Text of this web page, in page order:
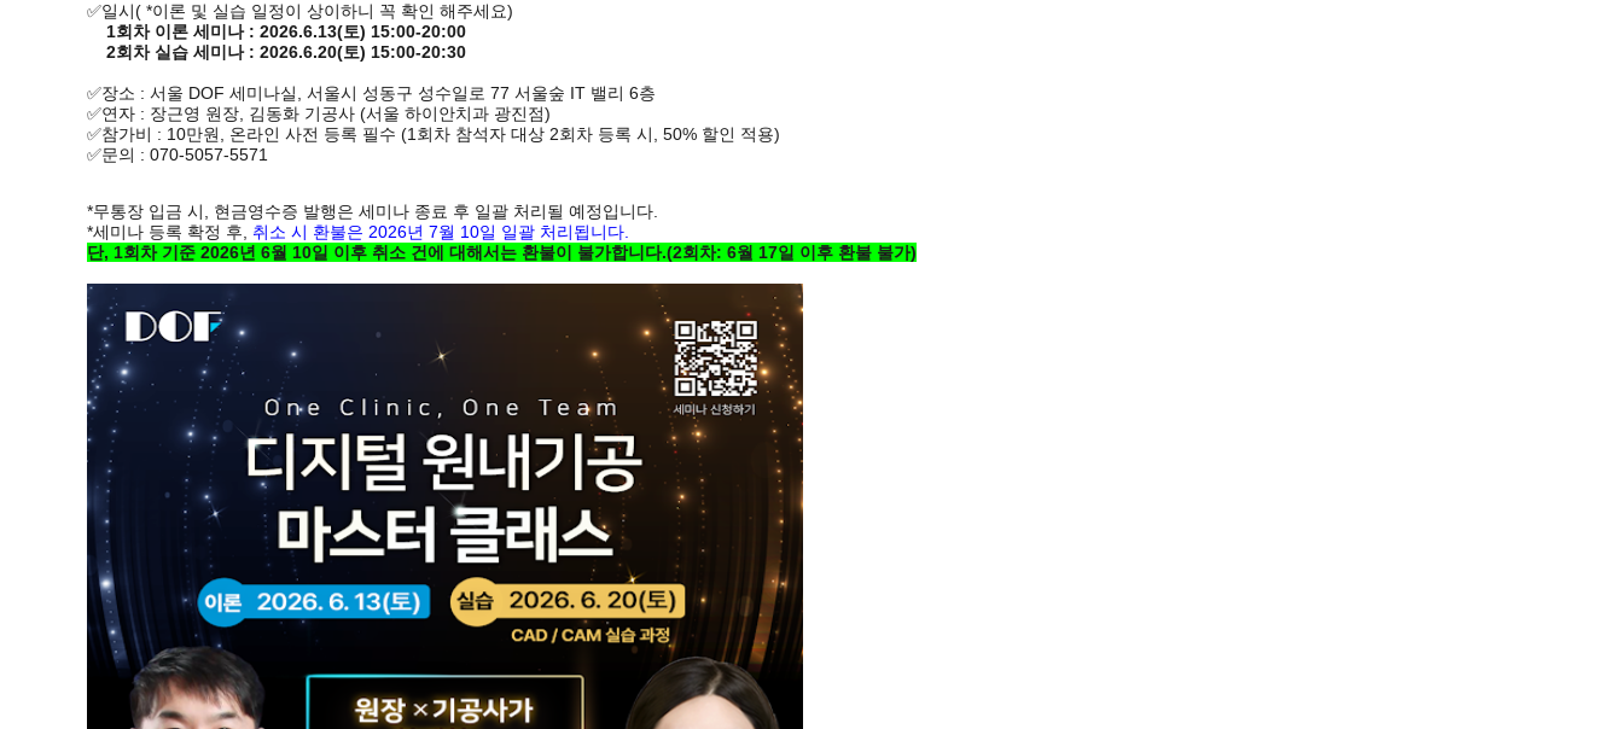
✅일시( *이론 및 실습 일정이 상이하니 꼭 확인 해주세요)
1회차 이론 세미나 : 2026.6.13(토) 15:00-20:00
2회차 실습 세미나 : 2026.6.20(토) 15:00-20:30
✅장소 : 서울 DOF 세미나실, 서울시 성동구 성수일로 77 서울숲 IT 밸리 6층
✅연자 : 장근영 원장, 김동화 기공사 (서울 하이안치과 광진점)
✅참가비 : 10만원, 온라인 사전 등록 필수 (1회차 참석자 대상 2회차 등록 시, 50% 할인 적용)
✅문의 : 070-5057-5571
*무통장 입금 시, 현금영수증 발행은 세미나 종료 후 일괄 처리될 예정입니다.
*세미나 등록 확정 후, 취소 시 환불은 2026년 7월 10일 일괄 처리됩니다.
단, 1회차 기준 2026년 6월 10일 이후 취소 건에 대해서는 환불이 불가합니다.(2회차: 6월 17일 이후 환불 불가)